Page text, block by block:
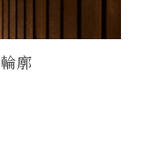
廓